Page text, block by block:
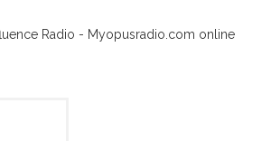
Radio - Myopusradio.com online